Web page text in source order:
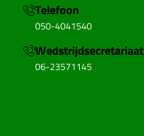
Telefoon
050-4041540
Wedstrijdsecretariaat
06-23571145